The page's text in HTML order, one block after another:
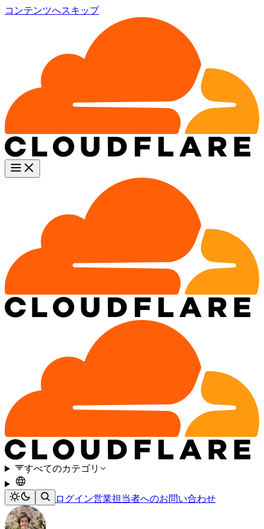
コンテンツへスキップ
すべてのカテゴリ
ログイン営業担当者へのお問い合わせ